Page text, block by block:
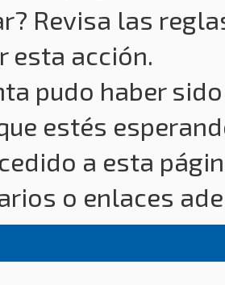
Revisa las
esta acción.
pudo haber
estés
a esta
o enlaces